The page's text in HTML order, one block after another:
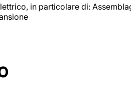
in particolare di: